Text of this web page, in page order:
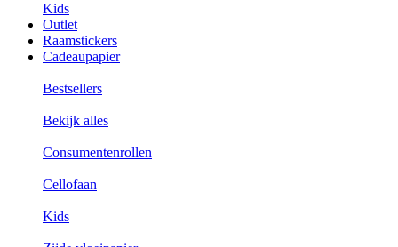
Kids
Outlet
Raamstickers
Cadeaupapier
Bestsellers
Bekijk alles
Consumentenrollen
Cellofaan
Kids